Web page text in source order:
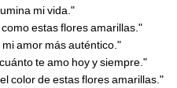
mi vida."
estas flores amarillas."
amor más auténtico."
te amo hoy y siempre."
color de estas flores amarillas."